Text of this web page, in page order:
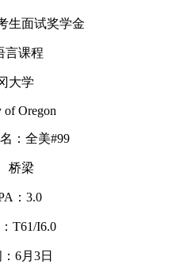
生面试奖学金
言课程
大学
of Oregon
：全美#99
桥梁
：3.0
T61/I6.0
6月3日